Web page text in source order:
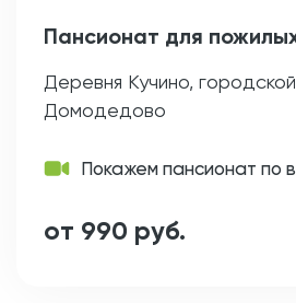
Пансионат для
Деревня Кучино,
Домодедово
Покажем пансионат по
от 990 руб.